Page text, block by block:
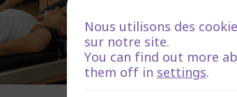
Nous utilisons des
sur notre site.
You can find out more
them off in settings.